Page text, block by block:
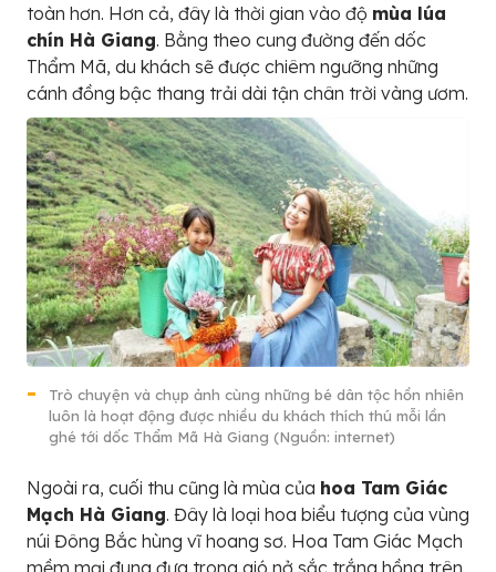
toàn hơn. Hơn cả, đây là thời gian vào độ mùa lúa
chín Hà Giang. Bằng theo cung đường đến dốc
Thẩm Mã, du khách sẽ được chiêm ngưỡng những
cánh đồng bậc thang trải dài tận chân trời vàng ươm.
Trò chuyện và chụp ảnh cùng những bé dân tộc hồn nhiên
luôn là hoạt động được nhiều du khách thích thú mỗi lần
ghé tới dốc Thẩm Mã Hà Giang (Nguồn: internet)
Ngoài ra, cuối thu cũng là mùa của hoa Tam Giác
Mạch Hà Giang. Đây là loại hoa biểu tượng của vùng
núi Đông Bắc hùng vĩ hoang sơ. Hoa Tam Giác Mạch
mềm mại đung đưa trong gió nở sắc trắng hồng trên